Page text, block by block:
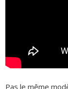
Pas le même